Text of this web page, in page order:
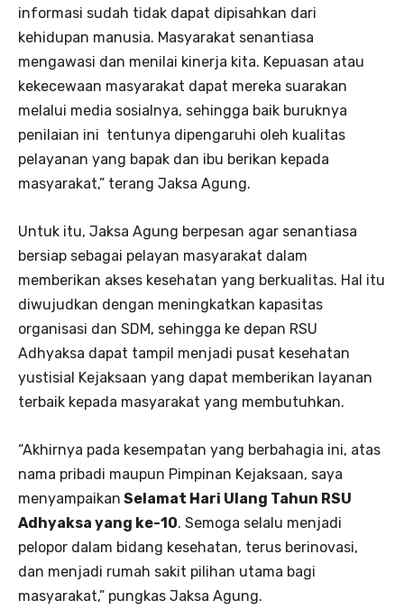
informasi sudah tidak dapat dipisahkan dari
kehidupan manusia. Masyarakat senantiasa
mengawasi dan menilai kinerja kita. Kepuasan atau
kekecewaan masyarakat dapat mereka suarakan
melalui media sosialnya, sehingga baik buruknya
penilaian ini tentunya dipengaruhi oleh kualitas
pelayanan yang bapak dan ibu berikan kepada
masyarakat,” terang Jaksa Agung.
Untuk itu, Jaksa Agung berpesan agar senantiasa
bersiap sebagai pelayan masyarakat dalam
memberikan akses kesehatan yang berkualitas. Hal itu
diwujudkan dengan meningkatkan kapasitas
organisasi dan SDM, sehingga ke depan RSU
Adhyaksa dapat tampil menjadi pusat kesehatan
yustisial Kejaksaan yang dapat memberikan layanan
terbaik kepada masyarakat yang membutuhkan.
“Akhirnya pada kesempatan yang berbahagia ini, atas
nama pribadi maupun Pimpinan Kejaksaan, saya
menyampaikan Selamat Hari Ulang Tahun RSU
Adhyaksa yang ke-10. Semoga selalu menjadi
pelopor dalam bidang kesehatan, terus berinovasi,
dan menjadi rumah sakit pilihan utama bagi
masyarakat,” pungkas Jaksa Agung.